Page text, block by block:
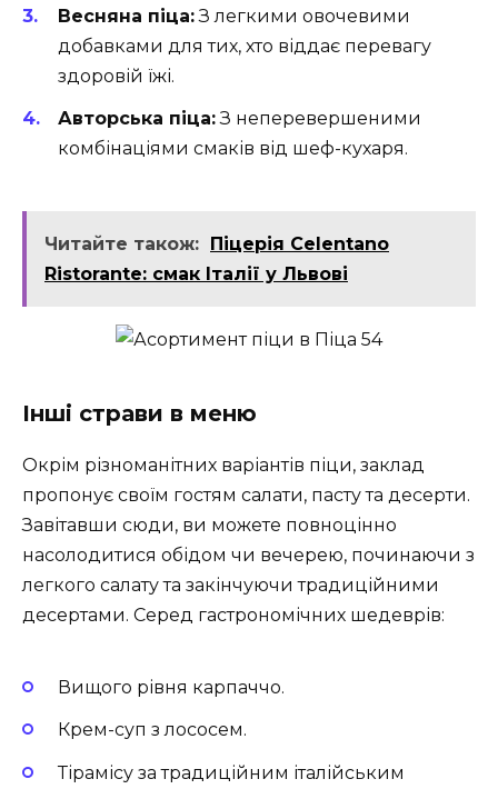
Весняна піца:З легкими овочевими
добавками для тих, хто віддає перевагу
здоровій їжі.
Авторська піца:З неперевершеними
комбінаціями смаків від шеф-кухаря.
Читайте також: Піцерія Celentano
Ristorante: смак Італії у Львові
Інші страви в меню
Окрім різноманітних варіантів піци, заклад
пропонує своїм гостям салати, пасту та десерти.
Завітавши сюди, ви можете повноцінно
насолодитися обідом чи вечерею, починаючи з
легкого салату та закінчуючи традиційними
десертами. Серед гастрономічних шедеврів:
Вищого рівня карпаччо.
Крем-суп з лососем.
Тірамісу за традиційним італійським